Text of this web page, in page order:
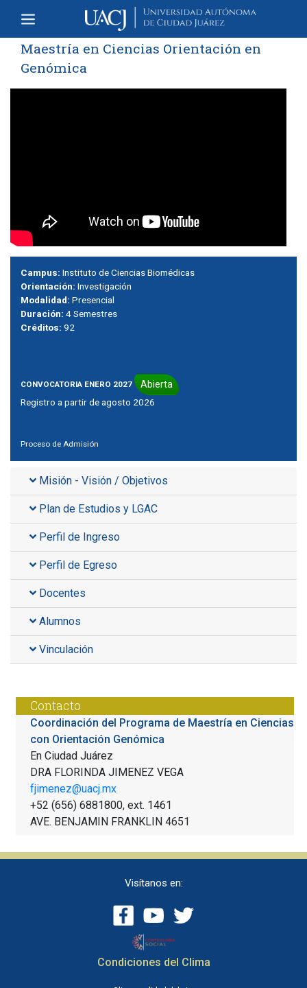
Maestría en Ciencias Orientación en
Genómica
Campus: Instituto de Ciencias Biomédicas
Orientación: Investigación
Modalidad: Presencial
Duración: 4 Semestres
Créditos: 92
CONVOCATORIA ENERO 2027
Abierta
Registro a partir de agosto 2026
Proceso de Admisión
Misión - Visión / Objetivos
Plan de Estudios y LGAC
Perfil de Ingreso
Perfil de Egreso
Docentes
Alumnos
Vinculación
Contacto
Coordinación del Programa de Maestría en Ciencias
con Orientación Genómica
En Ciudad Juárez
DRA FLORINDA JIMENEZ VEGA
fjimenez@uacj.mx
+52 (656) 6881800, ext. 1461
AVE. BENJAMIN FRANKLIN 4651
Visítanos en:
Condiciones del Clima